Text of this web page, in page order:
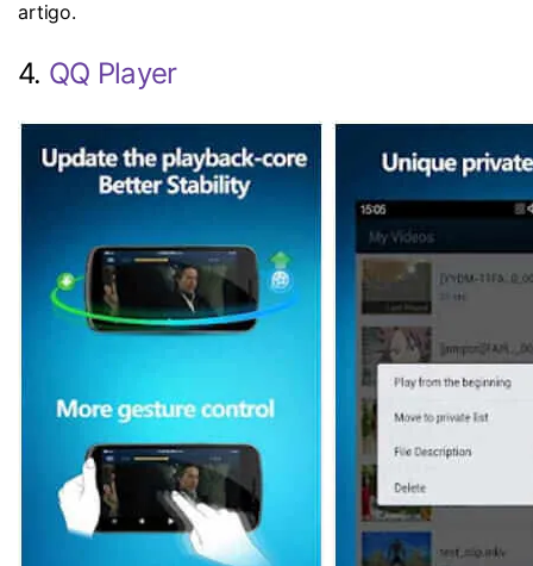
artigo.
4. QQ Player